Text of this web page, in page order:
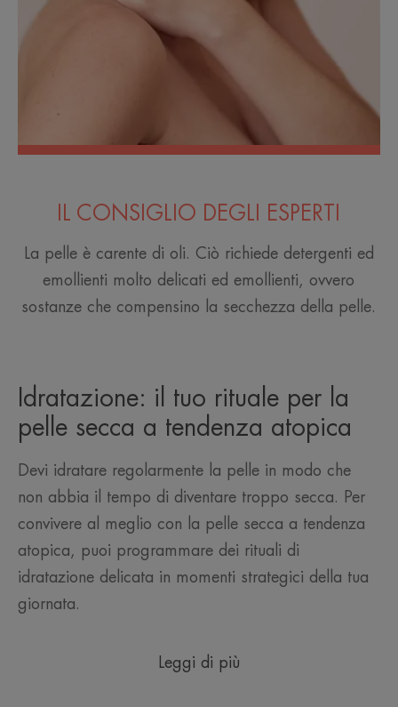
IL CONSIGLIO DEGLI ESPERTI
La pelle è carente di oli. Ciò richiede detergenti ed
emollienti molto delicati ed emollienti, ovvero
sostanze che compensino la secchezza della pelle.
Idratazione: il tuo rituale per la
pelle secca a tendenza atopica
Devi idratare regolarmente la pelle in modo che
non abbia il tempo di diventare troppo secca. Per
convivere al meglio con la pelle secca a tendenza
atopica, puoi programmare dei rituali di
idratazione delicata in momenti strategici della tua
giornata.
Leggi di più